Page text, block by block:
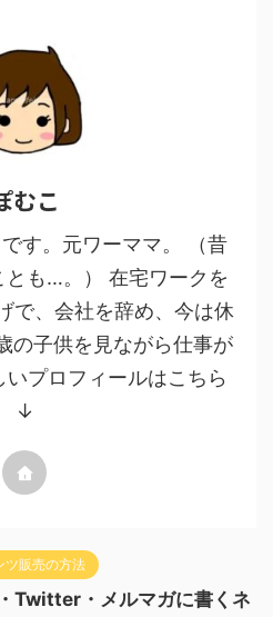
むこ
す。元ワーママ。 （昔
も…。） 在宅ワークを
で、会社を辞め、今は休
の子供を見ながら仕事が
プロフィールはこちら
↓
販売の方法
・Twitter・メルマガに書くネ